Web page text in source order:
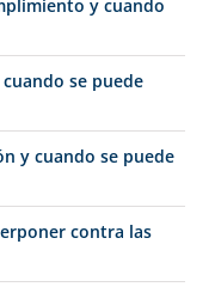
y cuando
se puede
y cuando se puede
contra las